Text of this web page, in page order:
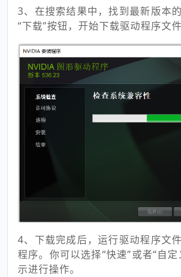
3、在搜索结果中，找到最新版本
“下载”按钮，开始下载驱动程序文件
4、下载完成后，运行驱动程序文
程序。你可以选择“快速”或者“自
示进行操作。